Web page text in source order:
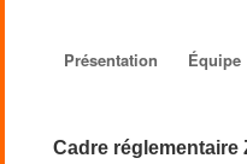
Aller au
principal
Aller au
secondaire
Présentation Équipe
Cadre réglementaire